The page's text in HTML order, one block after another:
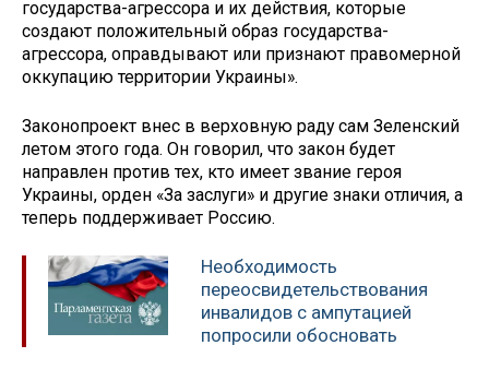
государства-агрессора и их действия, которые
создают положительный образ государства-
агрессора, оправдывают или признают правомерной
оккупацию территории Украины».
Законопроект внес в верховную раду сам Зеленский
летом этого года. Он говорил, что закон будет
направлен против тех, кто имеет звание героя
Украины, орден «За заслуги» и другие знаки отличия, а
теперь поддерживает Россию.
Необходимость
переосвидетельствования
инвалидов с ампутацией
попросили обосновать